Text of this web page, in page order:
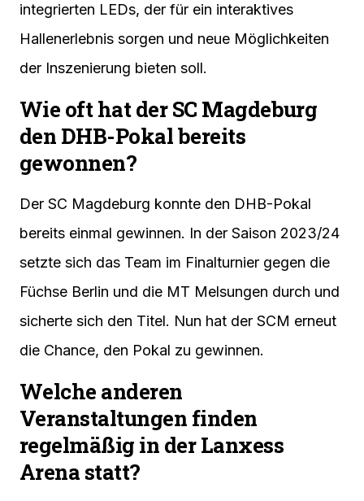
integrierten LEDs, der für ein interaktives
Hallenerlebnis sorgen und neue Möglichkeiten
der Inszenierung bieten soll.
Wie oft hat der SC Magdeburg
den DHB-Pokal bereits
gewonnen?
Der SC Magdeburg konnte den DHB-Pokal
bereits einmal gewinnen. In der Saison 2023/24
setzte sich das Team im Finalturnier gegen die
Füchse Berlin und die MT Melsungen durch und
sicherte sich den Titel. Nun hat der SCM erneut
die Chance, den Pokal zu gewinnen.
Welche anderen
Veranstaltungen finden
regelmäßig in der Lanxess
Arena statt?